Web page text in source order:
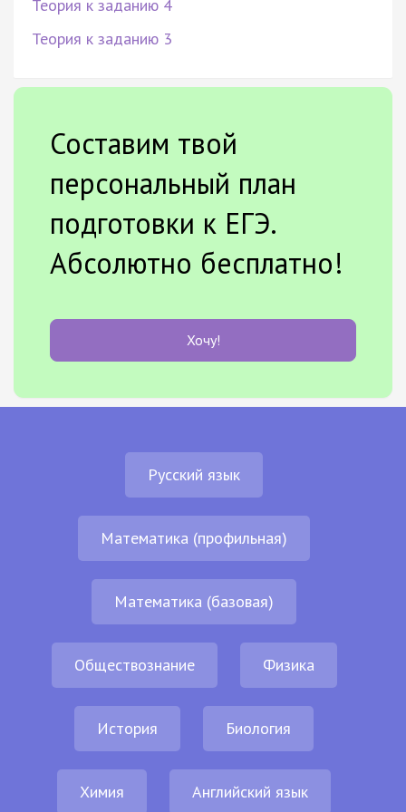
Теория к заданию 4
Теория к заданию 3
Составим твой
персональный план
подготовки к ЕГЭ.
Абсолютно бесплатно!
Хочу!
Русский язык
Математика (профильная)
Математика (базовая)
Обществознание Физика
История Биология
Химия Английский язык